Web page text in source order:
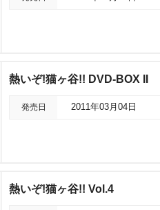
熱いぞ!猫ヶ谷!! DVD-BOX II
発売日 2011年03月04日
熱いぞ!猫ヶ谷!! Vol.4